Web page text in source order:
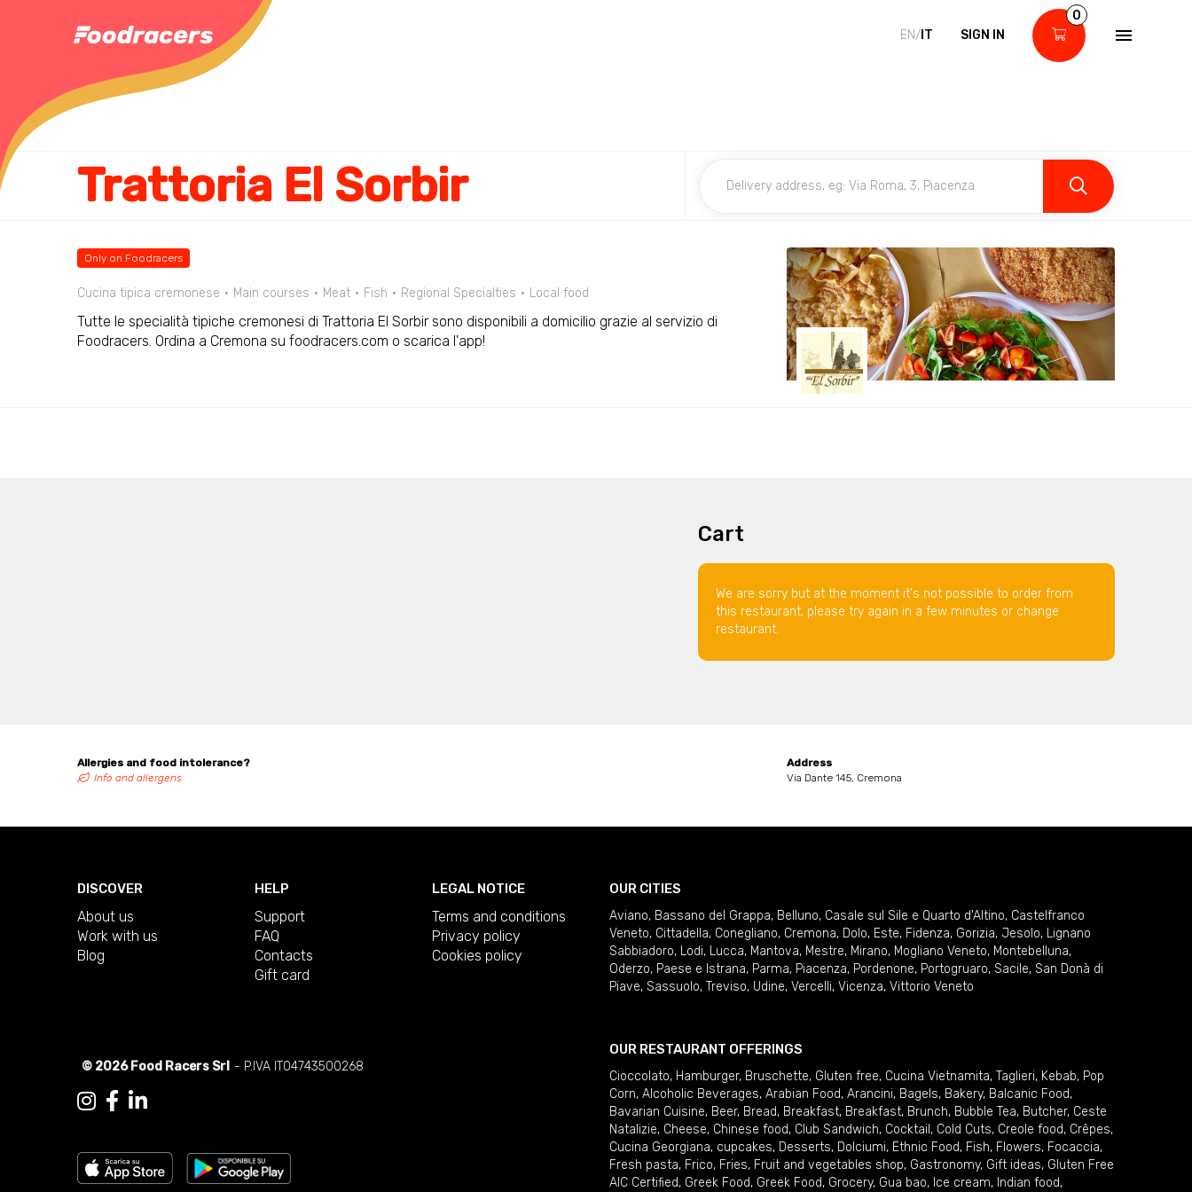
EN/ IT SIGN IN
0
Trattoria El Sorbir
Only on Foodracers
Cucina tipica cremonese Main courses Meat Fish Regional Specialties Local food
Tutte le specialità tipiche cremonesi di Trattoria El Sorbir sono disponibili a domicilio grazie al servizio di
Foodracers. Ordina a Cremona su foodracers.com o scarica l'app!
Cart
We are sorry but at the moment it's not possible to order from
this restaurant, please try again in a few minutes or change
restaurant.
Allergies and food intolerance?
Info and allergens
Address
Via Dante 145, Cremona
DISCOVER
About us
Work with us
Blog
HELP
Support
FAQ
Contacts
Gift card
LEGAL NOTICE
Terms and conditions
Privacy policy
Cookies policy
© 2026 Food Racers Srl - P.IVA IT04743500268
OUR CITIES
Aviano, Bassano del Grappa, Belluno, Casale sul Sile e Quarto d'Altino, Castelfranco
Veneto, Cittadella, Conegliano, Cremona, Dolo, Este, Fidenza, Gorizia, Jesolo, Lignano
Sabbiadoro, Lodi, Lucca, Mantova, Mestre, Mirano, Mogliano Veneto, Montebelluna,
Oderzo, Paese e Istrana, Parma, Piacenza, Pordenone, Portogruaro, Sacile, San Donà di
Piave, Sassuolo, Treviso, Udine, Vercelli, Vicenza, Vittorio Veneto
OUR RESTAURANT OFFERINGS
Cioccolato, Hamburger, Bruschette, Gluten free, Cucina Vietnamita, Taglieri, Kebab, Pop
Corn, Alcoholic Beverages, Arabian Food, Arancini, Bagels, Bakery, Balcanic Food,
Bavarian Cuisine, Beer, Bread, Breakfast, Breakfast, Brunch, Bubble Tea, Butcher, Ceste
Natalizie, Cheese, Chinese food, Club Sandwich, Cocktail , Cold Cuts, Creole food, Crêpes,
Cucina Georgiana, cupcakes, Desserts, Dolciumi, Ethnic Food, Fish, Flowers, Focaccia,
Fresh pasta, Frico, Fries, Fruit and vegetables shop, Gastronomy, Gift ideas, Gluten Free
AIC Certified, Greek Food, Greek Food, Grocery, Gua bao, Ice cream, Indian food,